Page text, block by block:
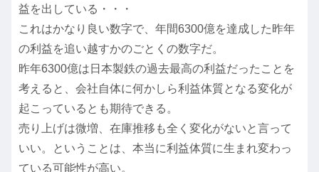
益を出している・・・
これはかなり良い数字で、年間6300億を達成した昨年
の利益を追い越すかのごとくの数字だ。
昨年6300億は日本製鉄の過去最高の利益だったことを
考えると、会社自体に何かしら利益体質となる変化が
起こっているとも期待できる。
売り上げは微増、在庫推移も全く変化がないと言って
いい。ということは、本当に利益体質に生まれ変わっ
ている可能性が高い。